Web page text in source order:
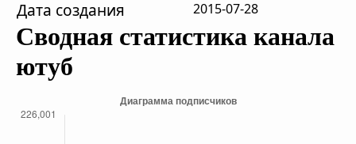
Дата создания 2015-07-28
Сводная статистика канала
ютуб